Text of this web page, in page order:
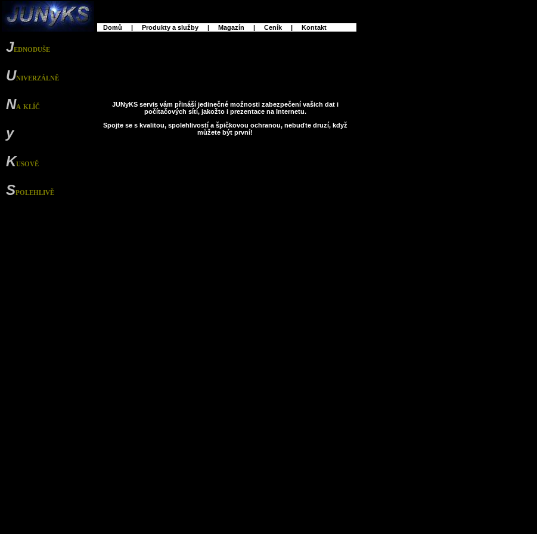
Domů | Produkty a služby | Magazín | Ceník | Kontakt
Jednoduše
Univerzálně
Na klíč
y
Kusově
Spolehlivě
JUNyKS servis vám přináší jedinečné možnosti zabezpečení vašich dat i
počítačových sítí, jakožto i prezentace na Internetu.
Spojte se s kvalitou, spolehlivostí a špičkovou ochranou, nebuďte druzí, když
můžete být první!